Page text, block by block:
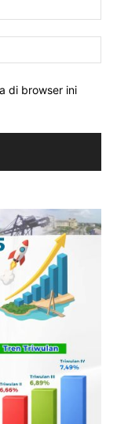
di browser ini